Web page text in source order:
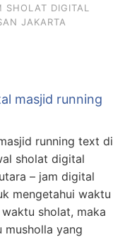
DIGITAL
JAKARTA
masjid running
running text di
sholat digital
– jam digital
mengetahui waktu
sholat, maka
musholla yang